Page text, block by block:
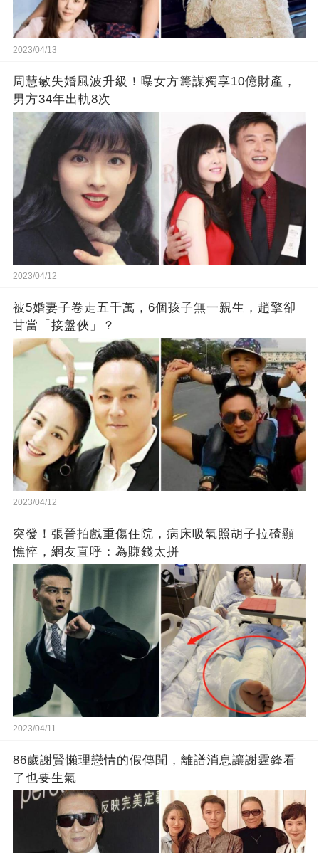
2023/04/13
周慧敏失婚風波升級！曝女方籌謀獨享10億財產，
男方34年出軌8次
2023/04/12
被5婚妻子卷走五千萬，6個孩子無一親生，趙擎卻
甘當「接盤俠」？
2023/04/12
突發！張晉拍戲重傷住院，病床吸氧照胡子拉碴顯
憔悴，網友直呼：為賺錢太拼
2023/04/11
86歲謝賢懶理戀情的假傳聞，離譜消息讓謝霆鋒看
了也要生氣